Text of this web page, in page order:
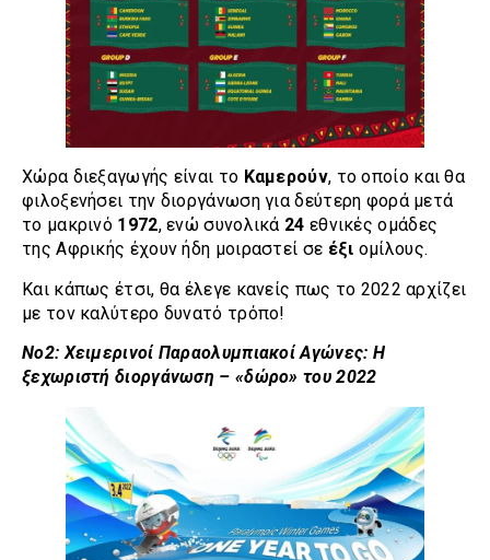
Χώρα διεξαγωγής είναι το Καμερούν, το οποίο και θα
φιλοξενήσει την διοργάνωση για δεύτερη φορά μετά
το μακρινό 1972, ενώ συνολικά 24 εθνικές ομάδες
της Αφρικής έχουν ήδη μοιραστεί σε έξι ομίλους.
Και κάπως έτσι, θα έλεγε κανείς πως το 2022 αρχίζει
με τον καλύτερο δυνατό τρόπο!
Νο2: Χειμερινοί Παραολυμπιακοί Αγώνες: Η
ξεχωριστή διοργάνωση – «δώρο» του 2022